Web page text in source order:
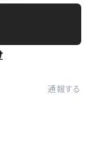
通報する